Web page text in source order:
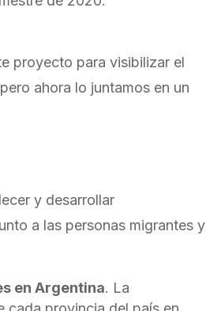
proyecto para visibilizar el
ahora lo juntamos en un
y desarrollar
a las personas migrantes y
en Argentina. La